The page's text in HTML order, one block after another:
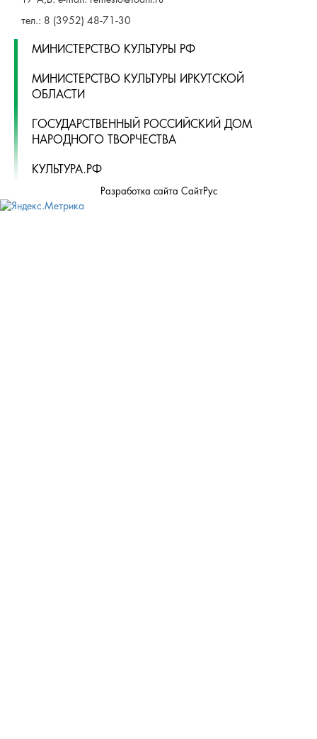
тел.: 8 (3952) 48-71-30
МИНИСТЕРСТВО КУЛЬТУРЫ РФ
МИНИСТЕРСТВО КУЛЬТУРЫ ИРКУТСКОЙ
ОБЛАСТИ
ГОСУДАРСТВЕННЫЙ РОССИЙСКИЙ ДОМ
НАРОДНОГО ТВОРЧЕСТВА
КУЛЬТУРА.РФ
Разработка сайта СайтРус